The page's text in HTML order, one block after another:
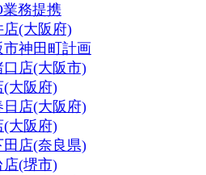
業務提携
店(大阪府)
市神田町計画
口店(大阪市)
(大阪府)
日店(大阪府)
(大阪府)
田店(奈良県)
店(堺市)